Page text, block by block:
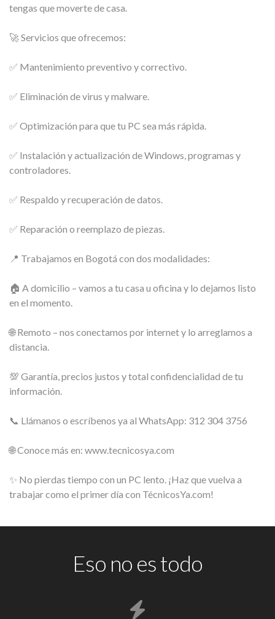
tengas que moverte de casa.
🚀 Servicios que ofrecemos:
✅ Mantenimiento preventivo y correctivo.
✅ Eliminación de virus y malware.
✅ Optimización para que tu PC sea más rápida.
✅ Instalación y actualización de Windows, programas y
controladores.
✅ Respaldo y recuperación de datos.
✅ Reparación o reemplazo de piezas.
📍 Trabajamos en Bogotá con dos modalidades:
🏠 A domicilio – vamos a tu casa u oficina y lo dejamos listo
en el momento.
🌐 Remoto – nos conectamos por internet y lo arreglamos a
distancia.
💯 Garantía, precios justos y total confidencialidad de tu
información.
📞 Llámanos o escríbenos ya al WhatsApp: 312 304 3756
🌐 Conoce más en: www.tecnicosya.com
✨ No pierdas tiempo con un PC lento. ¡Haz que vuelva a
trabajar como el primer día con TécnicosYa.com!
Eso no es todo